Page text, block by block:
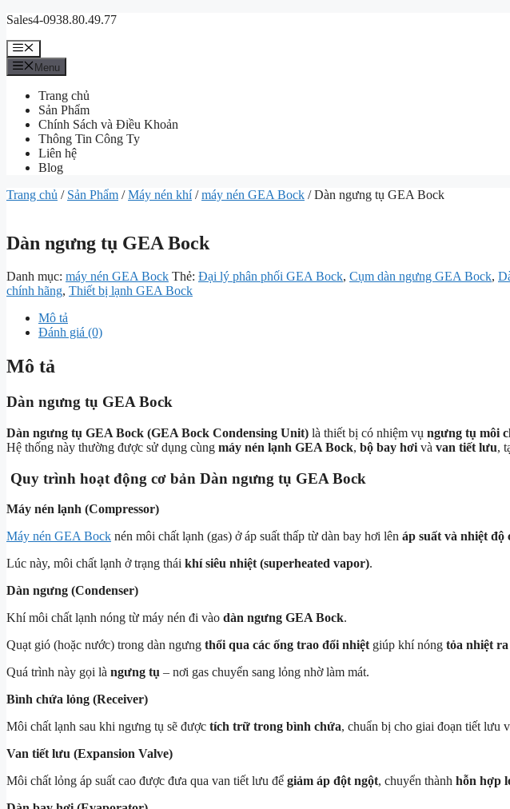
Chuyển
nội
dung
Sales4-0938.80.49.77
Menu
Menu
Trang chủ
Sản Phẩm
Chính Sách và Điều Khoản
Thông Tin Công Ty
Liên hệ
Blog
Trang chủ / Sản Phẩm /Máy nén khí/máy nén GEA Bock / Dàn ngưng tụ GEA Bock
Dàn ngưng tụ GEA Bock
Danh mục: máy nén GEA Bock Thẻ: Đại lý phân phối GEA Bock, Cụm dàn ngưng GEA Bock,
chính hãng, Thiết bị lạnh GEA Bock
Mô tả
Đánh giá (0)
Mô tả
Dàn ngưng tụ GEA Bock
Dàn ngưng tụ GEA Bock (GEA Bock Condensing Unit) là thiết bị có nhiệm vụ ngưng tụ môi
Hệ thống này thường được sử dụng cùng máy nén lạnh GEA Bock, bộ bay hơi và van tiết lưu,
Quy trình hoạt động cơ bản Dàn ngưng tụ GEA Bock
Máy nén lạnh (Compressor)
Máy nén GEA Bock nén môi chất lạnh (gas) ở áp suất thấp từ dàn bay hơi lên áp suất và nhiệt độ
Lúc này, môi chất lạnh ở trạng thái khí siêu nhiệt (superheated vapor).
Dàn ngưng (Condenser)
Khí môi chất lạnh nóng từ máy nén đi vào dàn ngưng GEA Bock.
Quạt gió (hoặc nước) trong dàn ngưng thổi qua các ống trao đổi nhiệtgiúp khí nóng tỏa nhiệt
Quá trình này gọi là ngưng tụ – nơi gas chuyển sang lỏng nhờ làm mát.
Bình chứa lỏng (Receiver)
Môi chất lạnh sau khi ngưng tụ sẽ được tích trữ trong bình chứa, chuẩn bị cho giai đoạn tiết lưu
Van tiết lưu (Expansion Valve)
Môi chất lỏng áp suất cao được đưa qua van tiết lưu để giảm áp đột ngột, chuyển thành hỗn hợp